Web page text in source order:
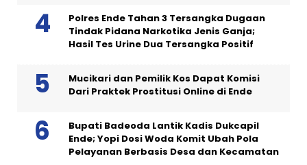
Polres Ende Tahan 3 Tersangka Dugaan
Tindak Pidana Narkotika Jenis Ganja;
Hasil Tes Urine Dua Tersangka Positif
Mucikari dan Pemilik Kos Dapat Komisi
Dari Praktek Prostitusi Online di Ende
Bupati Badeoda Lantik Kadis Dukcapil
Ende; Yopi Dosi Woda Komit Ubah Pola
Pelayanan Berbasis Desa dan Kecamatan